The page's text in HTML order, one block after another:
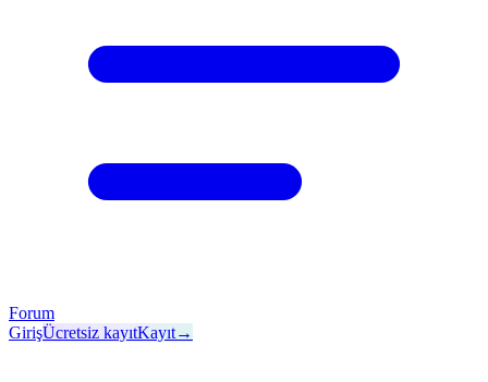
Forum
GirişÜcretsiz kayıtKayıt→